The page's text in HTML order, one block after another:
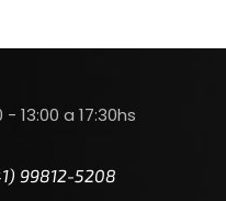
- 13:00 a 17:30hs
99812-5208